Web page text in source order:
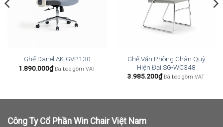
Ghế Danel AK-GVP130
1.890.000₫ Đã bao gồm VAT
Ghế Văn Phòng Chân Quỳ
Hiện Đại SG-WC348
3.985.200₫ Đã bao gồm VAT
Công Ty Cổ Phần Win Chair Việt Nam